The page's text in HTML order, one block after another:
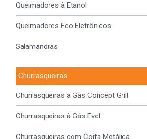
Queimadores à Etanol
Queimadores Eco Eletrônicos
Salamandras
Churrasqueiras
Churrasqueiras à Gás Concept Grill
Churrasqueiras à Gás Evol
Churrasqueiras com Coifa Metálica